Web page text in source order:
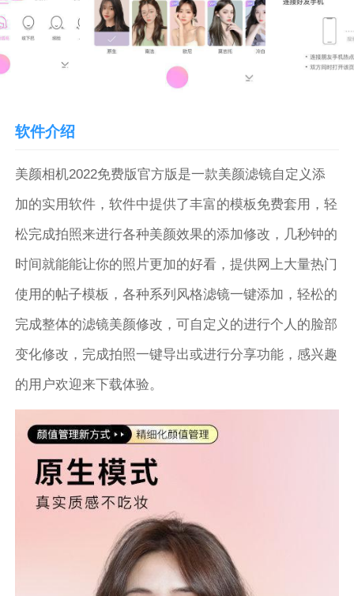
软件介绍
美颜相机2022免费版官方版是一款美颜滤镜自定义添
加的实用软件，软件中提供了丰富的模板免费套用，轻
松完成拍照来进行各种美颜效果的添加修改，几秒钟的
时间就能能让你的照片更加的好看，提供网上大量热门
使用的帖子模板，各种系列风格滤镜一键添加，轻松的
完成整体的滤镜美颜修改，可自定义的进行个人的脸部
变化修改，完成拍照一键导出或进行分享功能，感兴趣
的用户欢迎来下载体验。